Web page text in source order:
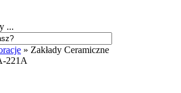
...
» Zakłady Ceramiczne
221A